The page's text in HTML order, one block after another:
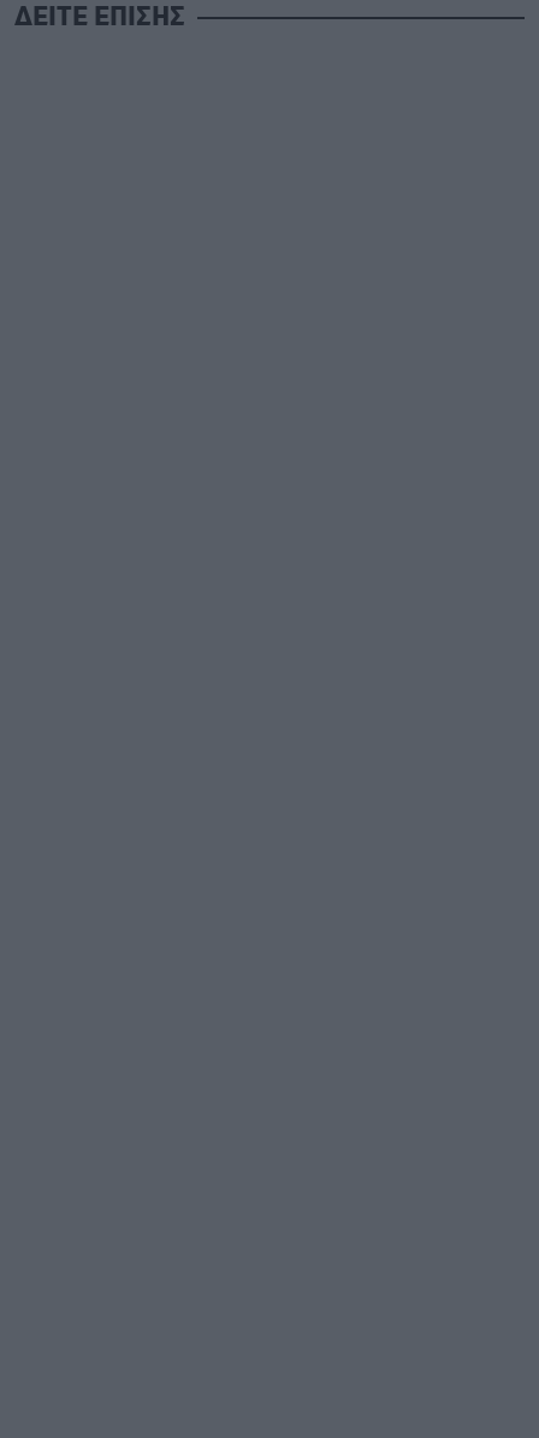
ΔΕΙΤΕ ΕΠΙΣΗΣ